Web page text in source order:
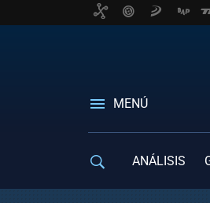
MENÚ
ANÁLISIS